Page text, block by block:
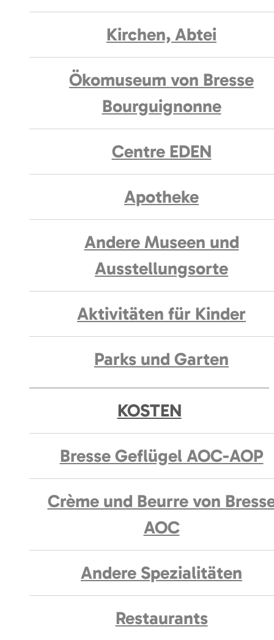
Kirchen, Abtei
Ökomuseum von Bresse
Bourguignonne
Centre EDEN
Apotheke
Andere Museen und
Ausstellungsorte
Aktivitäten für Kinder
Parks und Garten
KOSTEN
Bresse Geflügel AOC-AOP
Crème und Beurre von
AOC
Andere Spezialitäten
Restaurants